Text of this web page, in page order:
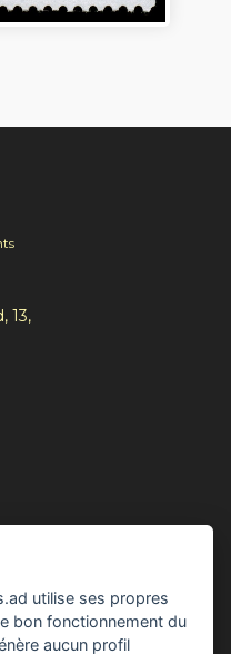
13,
utilise ses propres
bon fonctionnement du
aucun profil